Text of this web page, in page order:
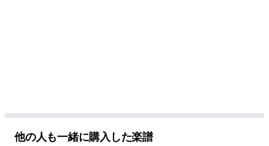
他の人も一緒に購入した楽譜